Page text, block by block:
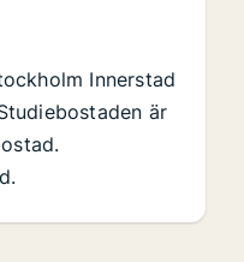
Innerstad
är